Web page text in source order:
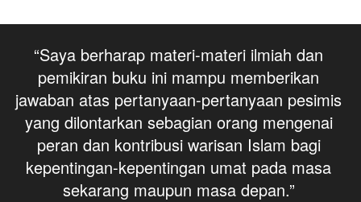
“Saya berharap materi-materi ilmiah dan
pemikiran buku ini mampu memberikan
jawaban atas pertanyaan-pertanyaan pesimis
yang dilontarkan sebagian orang mengenai
peran dan kontribusi warisan Islam bagi
kepentingan-kepentingan umat pada masa
sekarang maupun masa depan.”